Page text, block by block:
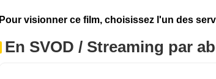
Pour visionner ce film, choisissez l'un des
En SVOD / Streaming par